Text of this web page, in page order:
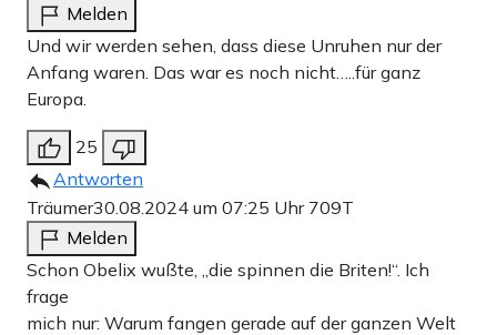
Melden
Und wir werden sehen, dass diese Unruhen nur der
Anfang waren. Das war es noch nicht…..für ganz
Europa.
25
Antworten
Träumer30.08.2024 um 07:25 Uhr 709T
Melden
Schon Obelix wußte, „die spinnen die Briten!“. Ich
frage
mich nur: Warum fangen gerade auf der ganzen Welt